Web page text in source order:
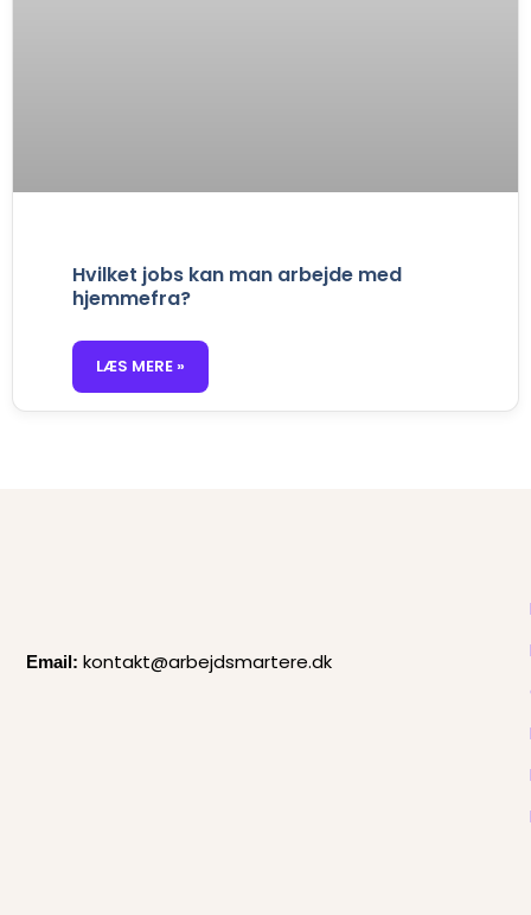
Hvilket jobs kan man arbejde med
hjemmefra?
LÆS MERE »
Email: kontakt@arbejdsmartere.dk